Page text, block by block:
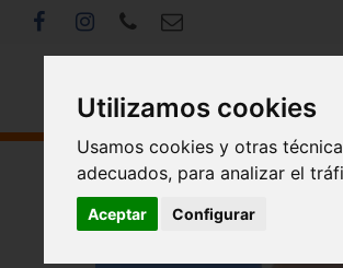
Utilizamos cookies
Usamos cookies y otras
adecuados, para analizar el
Aceptar Configurar
<< Volver